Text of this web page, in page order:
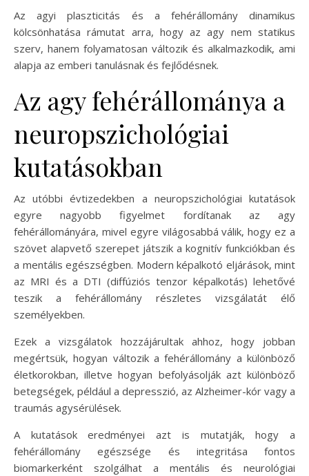
Az agyi plaszticitás és a fehérállomány dinamikus
kölcsönhatása rámutat arra, hogy az agy nem statikus
szerv, hanem folyamatosan változik és alkalmazkodik, ami
alapja az emberi tanulásnak és fejlődésnek.
Az agy fehérállománya a
neuropszichológiai
kutatásokban
Az utóbbi évtizedekben a neuropszichológiai kutatások
egyre nagyobb figyelmet fordítanak az agy
fehérállományára, mivel egyre világosabbá válik, hogy ez a
szövet alapvető szerepet játszik a kognitív funkciókban és
a mentális egészségben. Modern képalkotó eljárások, mint
az MRI és a DTI (diffúziós tenzor képalkotás) lehetővé
teszik a fehérállomány részletes vizsgálatát élő
személyekben.
Ezek a vizsgálatok hozzájárultak ahhoz, hogy jobban
megértsük, hogyan változik a fehérállomány a különböző
életkorokban, illetve hogyan befolyásolják azt különböző
betegségek, például a depresszió, az Alzheimer-kór vagy a
traumás agysérülések.
A kutatások eredményei azt is mutatják, hogy a
fehérállomány egészsége és integritása fontos
biomarkerként szolgálhat a mentális és neurológiai